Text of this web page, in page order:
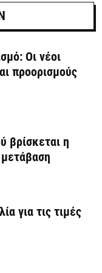
Οι νέοι
προορισμούς
βρίσκεται η
για τις τιμές